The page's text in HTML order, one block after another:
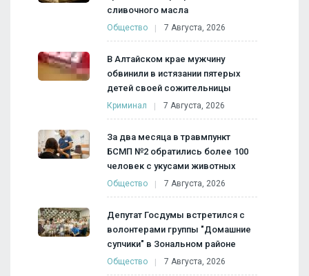
сливочного масла
Общество 7 Августа, 2026
В Алтайском крае мужчину
обвинили в истязании пятерых
детей своей сожительницы
Криминал 7 Августа, 2026
За два месяца в травмпункт
БСМП №2 обратились более 100
человек с укусами животных
Общество 7 Августа, 2026
Депутат Госдумы встретился с
волонтерами группы "Домашние
супчики" в Зональном районе
Общество 7 Августа, 2026